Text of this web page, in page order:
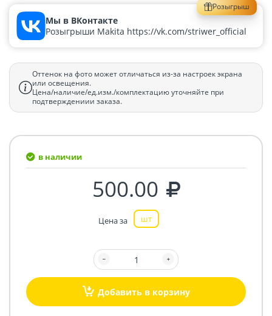
Розыгрыш
Мы в ВКонтакте
Розыгрыши Makita https://vk.com/striwer_official
Оттенок на фото может отличаться из-за настроек экрана
или освещения.
Цена/наличие/ед.изм./комплектацию уточняйте при
подтверждениии заказа.
в наличии
500.00
Цена за шт
Добавить в корзину